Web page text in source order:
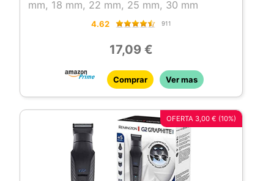
mm, 18 mm, 22 mm, 25 mm, 30 mm
4.62 911
17,09 €
Comprar Ver mas
OFERTA 3,00 € (10%)